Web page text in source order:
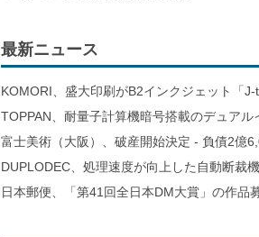
最新ニュース
KOMORI、盛大印刷がB2インクジェット「
TOPPAN、耐量子計算機暗号搭載のデュア
富士美術（大阪）、破産開始決定 - 負債2億
DUPLODEC、処理速度が向上した自動断裁
日本郵便、「第41回全日本DM大賞」の作品